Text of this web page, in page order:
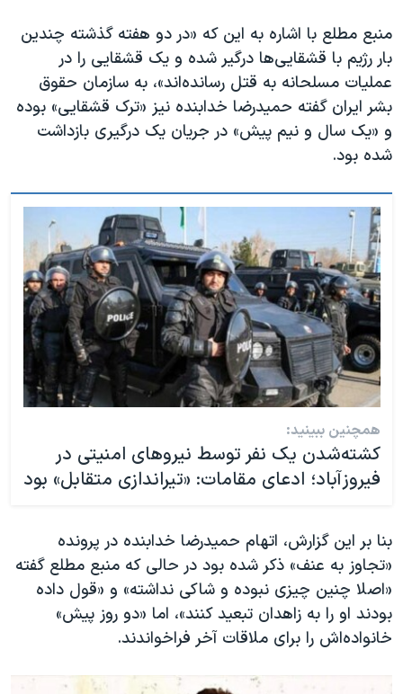
منبع مطلع با اشاره به این که «در دو هفته گذشته چندین
بار رژیم با قشقایی‌ها درگیر شده و یک قشقایی را در
عملیات مسلحانه به قتل رسانده‌اند»، به سازمان حقوق
بشر ایران گفته حمیدرضا خدابنده نیز «ترک قشقایی» بوده
و «یک سال و نیم پیش» در جریان یک درگیری بازداشت
شده بود.
همچنین ببینید:
کشته‌شدن یک نفر توسط نیروهای امنیتی در
فیروزآباد؛ ادعای مقامات: «تیراندازی متقابل» بود
بنا بر این گزارش، اتهام حمیدرضا خدابنده در پرونده
«تجاوز به عنف» ذکر شده بود در حالی که منبع مطلع گفته
«اصلا چنین چیزی نبوده و شاکی نداشته» و «قول داده
بودند او را به زاهدان تبعید کنند»، اما «دو روز پیش»
خانواده‌اش را برای ملاقات آخر فراخواندند.